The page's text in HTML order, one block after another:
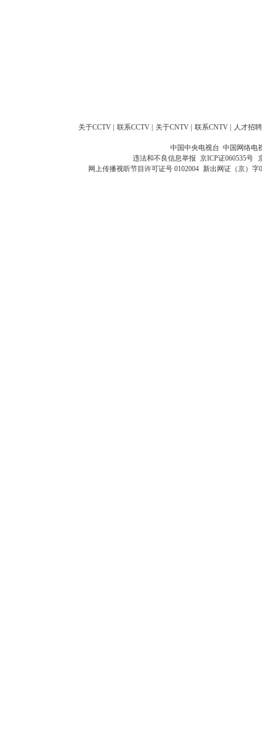
关于CCTV 联系CCTV 关于CNTV 联系CNTV 人才招聘
中国中央电视台 中国网络电
违法和不良信息举报 京ICP证060535号
网上传播视听节目许可证号 0102004 新出网证（京）